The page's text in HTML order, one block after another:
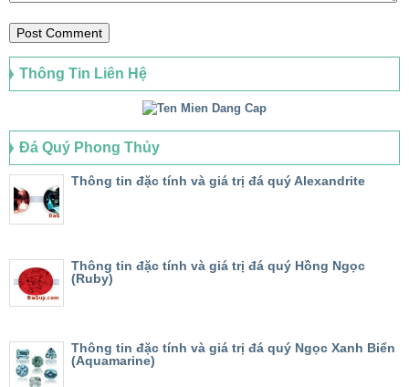
Thông Tin Liên Hệ
Đá Quý Phong Thủy
Thông tin đặc tính và giá trị đá quý Alexandrite
Thông tin đặc tính và giá trị đá quý Hồng Ngọc
(Ruby)
Thông tin đặc tính và giá trị đá quý Ngọc Xanh Biển
(Aquamarine)